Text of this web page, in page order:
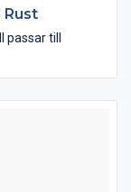
Rust
till